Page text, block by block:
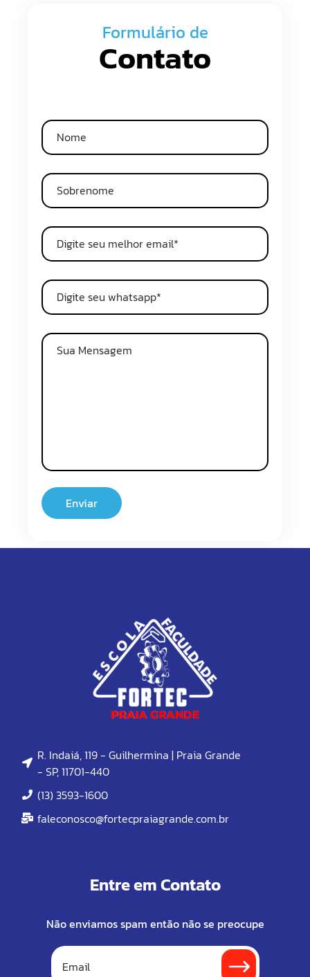
Formulário de
Contato
R. Indaiá, 119 - Guilhermina | Praia Grande
- SP, 11701-440
(13) 3593-1600
faleconosco@fortecpraiagrande.com.br
Entre em Contato
Não enviamos spam então não se preocupe